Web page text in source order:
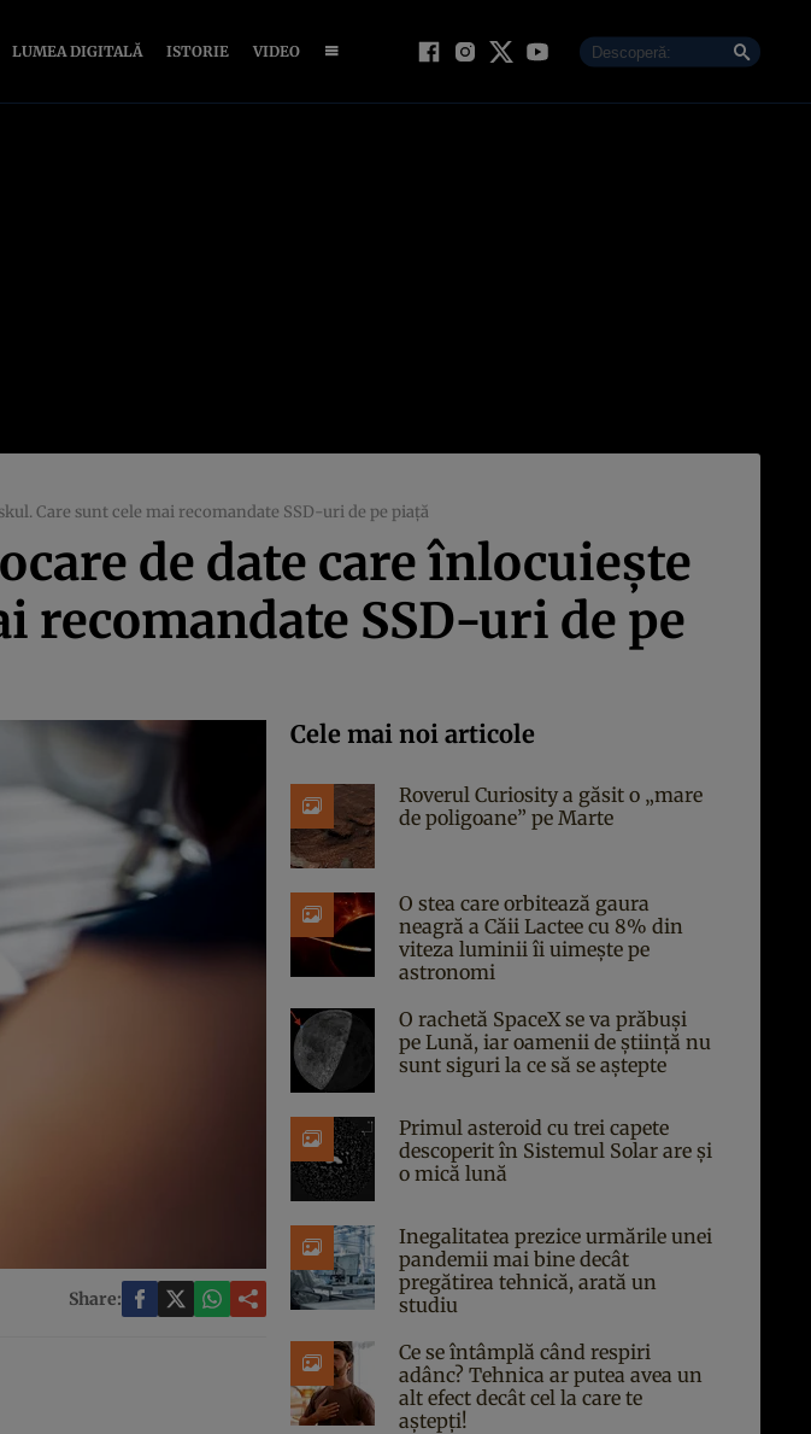
LUMEA DIGITALĂ ISTORIE VIDEO
Care sunt cele mai recomandate SSD-uri de pe piaţă
de date care înlocuieşte
recomandate SSD-uri de pe
Share:
Cele mai noi articole
Roverul Curiosity a găsit o „mare
de poligoane” pe Marte
O stea care orbitează gaura
neagră a Căii Lactee cu 8% din
viteza luminii îi uimește pe
astronomi
O rachetă SpaceX se va prăbuși
pe Lună, iar oamenii de știință nu
sunt siguri la ce să se aștepte
Primul asteroid cu trei capete
descoperit în Sistemul Solar are și
o mică lună
Inegalitatea prezice urmările unei
pandemii mai bine decât
pregătirea tehnică, arată un
studiu
Ce se întâmplă când respiri
adânc? Tehnica ar putea avea un
alt efect decât cel la care te
aștepți!